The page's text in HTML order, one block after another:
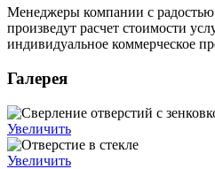
Менеджеры компании с
произведут расчет стоимости
индивидуальное коммерческое
Галерея
Увеличить
Увеличить